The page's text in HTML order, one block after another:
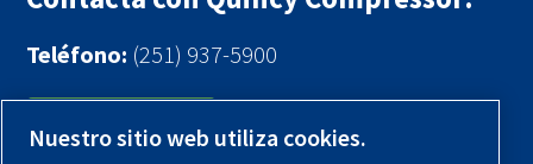
Teléfono: (251) 937-5900
Contáctenos
Nuestro sitio web utiliza cookies.